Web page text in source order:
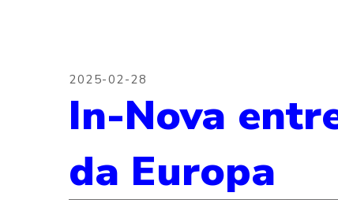
2025-02-28
In-Nova
da Europa